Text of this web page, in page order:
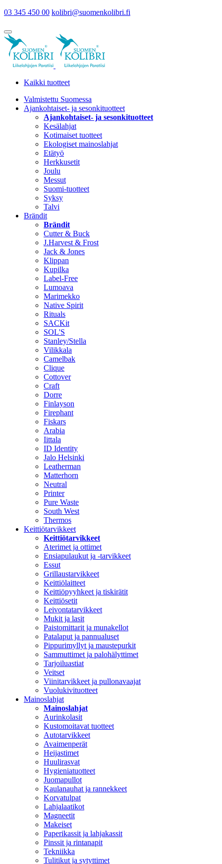
03 345 450 00 kolibri@suomenkolibri.fi
Kaikki tuotteet
Valmistettu Suomessa
Ajankohtaiset- ja sesonkituotteet
Ajankohtaiset- ja sesonkituotteet
Kesälahjat
Kotimaiset tuotteet
Ekologiset mainoslahjat
Etätyö
Herkkusetit
Joulu
Messut
Suomi-tuotteet
Syksy
Talvi
Brändit
Brändit
Cutter & Buck
J.Harvest & Frost
Jack & Jones
Klippan
Kupilka
Label-Free
Lumoava
Marimekko
Native Spirit
Rituals
SACKit
SOL'S
Stanley/Stella
Vilikkala
Camelbak
Clique
Cottover
Craft
Dorre
Finlayson
Firephant
Fiskars
Arabia
Iittala
ID Identity
Jalo Helsinki
Leatherman
Matterhorn
Neutral
Printer
Pure Waste
South West
Thermos
Keittiötarvikkeet
Keittiötarvikkeet
Aterimet ja ottimet
Ensiapulaukut ja -tarvikkeet
Essut
Grillaustarvikkeet
Keittiölaitteet
Keittiöpyyhkeet ja tiskirätit
Keittiösetit
Leivontatarvikkeet
Mukit ja lasit
Paistomittarit ja munakellot
Patalaput ja pannualuset
Pippurimyllyt ja maustepurkit
Sammuttimet ja palohälyttimet
Tarjoiluastiat
Veitset
Viinitarvikkeet ja pullonavaajat
Vuolukivituotteet
Mainoslahjat
Mainoslahjat
Aurinkolasit
Kustomoitavat tuotteet
Autotarvikkeet
Avaimenperät
Heijastimet
Huulirasvat
Hygieniatuotteet
Juomapullot
Kaulanauhat ja rannekkeet
Korvatulpat
Lahjalaatikot
Magneetit
Makeiset
Paperikassit ja lahjakassit
Pinssit ja rintanapit
Tekniikka
Tulitikut ja sytyttimet